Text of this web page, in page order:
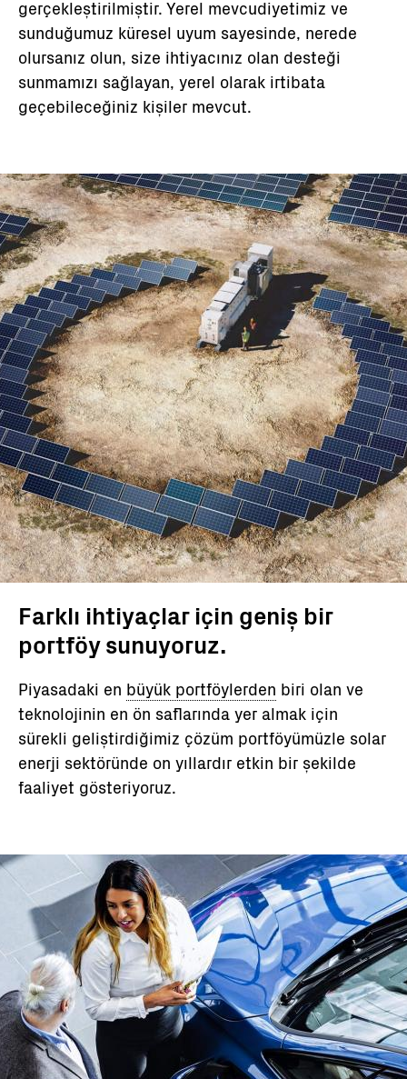
gerçekleştirilmiştir. Yerel mevcudiyetimiz ve
sunduğumuz küresel uyum sayesinde, nerede
olursanız olun, size ihtiyacınız olan desteği
sunmamızı sağlayan, yerel olarak irtibata
geçebileceğiniz kişiler mevcut.
Farklı ihtiyaçlar için geniş bir
portföy sunuyoruz.
Piyasadaki en büyük portföylerden biri olan ve
teknolojinin en ön saflarında yer almak için
sürekli geliştirdiğimiz çözüm portföyümüzle solar
enerji sektöründe on yıllardır etkin bir şekilde
faaliyet gösteriyoruz.